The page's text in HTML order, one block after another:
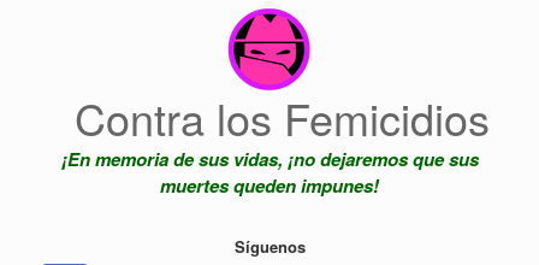
Contra los Femicidios
¡En memoria de sus vidas, ¡no dejaremos que sus
muertes queden impunes!
Síguenos